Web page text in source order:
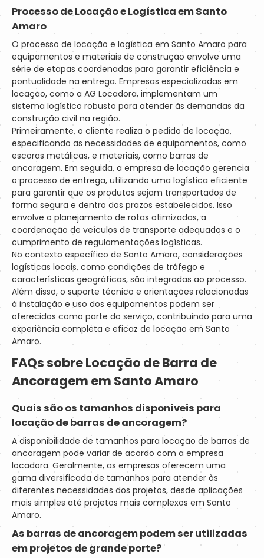
Processo de Locação e Logística em Santo
Amaro
O processo de locação e logística em Santo Amaro para
equipamentos e materiais de construção envolve uma
série de etapas coordenadas para garantir eficiência e
pontualidade na entrega. Empresas especializadas em
locação, como a AG Locadora, implementam um
sistema logístico robusto para atender às demandas da
construção civil na região.
Primeiramente, o cliente realiza o pedido de locação,
especificando as necessidades de equipamentos, como
escoras metálicas, e materiais, como barras de
ancoragem. Em seguida, a empresa de locação gerencia
o processo de entrega, utilizando uma logística eficiente
para garantir que os produtos sejam transportados de
forma segura e dentro dos prazos estabelecidos. Isso
envolve o planejamento de rotas otimizadas, a
coordenação de veículos de transporte adequados e o
cumprimento de regulamentações logísticas.
No contexto específico de Santo Amaro, considerações
logísticas locais, como condições de tráfego e
características geográficas, são integradas ao processo.
Além disso, o suporte técnico e orientações relacionadas
à instalação e uso dos equipamentos podem ser
oferecidos como parte do serviço, contribuindo para uma
experiência completa e eficaz de locação em Santo
Amaro.
FAQs sobre Locação deBarra de
Ancoragem em Santo Amaro
Quais são os tamanhos disponíveis para
locação de barras de ancoragem?
A disponibilidade de tamanhos para locação de barras de
ancoragem pode variar de acordo com a empresa
locadora. Geralmente, as empresas oferecem uma
gama diversificada de tamanhos para atender às
diferentes necessidades dos projetos, desde aplicações
mais simples até projetos mais complexos em Santo
Amaro.
As barras de ancoragem podem ser utilizadas
em projetos de grande porte?